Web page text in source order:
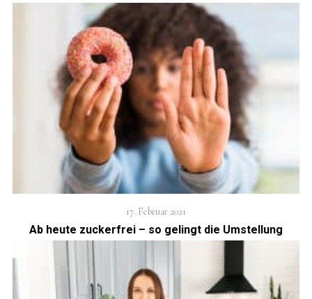
17. Februar 2021
Ab heute zuckerfrei – so gelingt die Umstellung